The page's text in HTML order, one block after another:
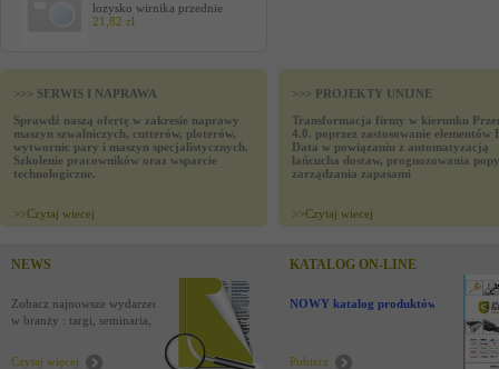
lozysko wirnika przednie
21,82 zł
>>> SERWIS I NAPRAWA
Sprawdź naszą ofertę w zakresie naprawy
maszyn szwalniczych, cutterów, ploterów,
wytwornic pary i maszyn specjalistycznych.
Szkolenie pracowników oraz wsparcie
technologiczne.
>>Czytaj wiecej
>>> PROJEKTY UNIJNE
Transformacja firmy w kierunku
4.0. poprzez zastosowanie elementów
Data w powiązaniu z automatyzacją
łańcucha dostaw, prognozowania
zarządzania zapasami
>>Czytaj wiecej
NEWS
Zobacz najnowsze wydarzenia
w branży : targi, seminaria,
Czytaj więcej
KATALOG ON-LINE
NOWY katalog produktów !
Pobierz